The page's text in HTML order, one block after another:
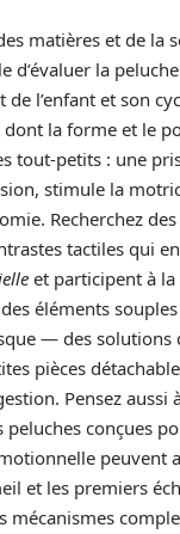
matières et de la
d’évaluer la
l’enfant et son
la forme et le
tout‑petits : une
stimule la
Recherchez
tactiles qui
et participent à
éléments
— des solutions
pièces
Pensez aussi
peluches conçues
peuvent
et les premiers
mécanismes